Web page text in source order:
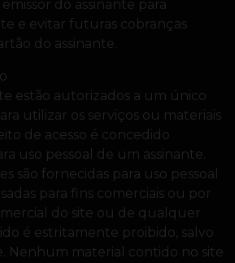
do assinante para
e evitar futuras cobranças
do assinante.
estão autorizados a um único
utilizar os serviços ou materiais
de acesso é concedido
uso pessoal de um assinante.
são fornecidas para uso pessoal
para fins comerciais ou por
do site ou de qualquer
é estritamente proibido, salvo
Nenhum material contido no site